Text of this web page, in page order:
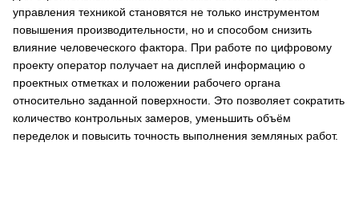
управления техникой становятся не только инструментом
повышения производительности, но и способом снизить
влияние человеческого фактора. При работе по цифровому
проекту оператор получает на дисплей информацию о
проектных отметках и положении рабочего органа
относительно заданной поверхности. Это позволяет сократить
количество контрольных замеров, уменьшить объём
переделок и повысить точность выполнения земляных работ.